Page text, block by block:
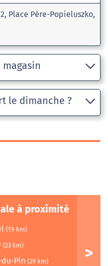
Place Père-Popieluszko,
le dimanche ?
à proximité
(19 km)
(23 km)
du-Pin (29 km)